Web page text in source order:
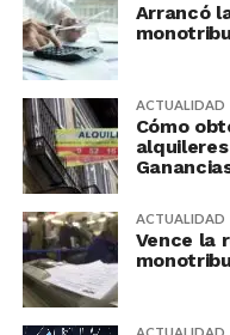
Arrancó
ACTUALIDAD
Cómo
ACTUALIDAD
Vence la